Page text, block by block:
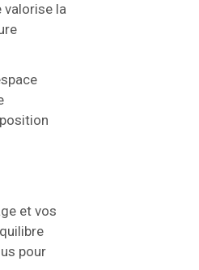
valorise la
et vos
pour